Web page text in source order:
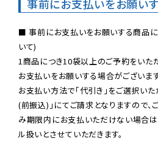
事前にお支払いをお願い
■ 事前にお支払いをお願いする商品
いて)
1商品につき10袋以上のご予約をいた
お支払いをお願いする場合がございま
お支払い方法で「代引き」をご選択い
(前振込)」にてご請求となりますので、
み期限内にお支払いただけない場合は
ル扱いとさせていただきます。